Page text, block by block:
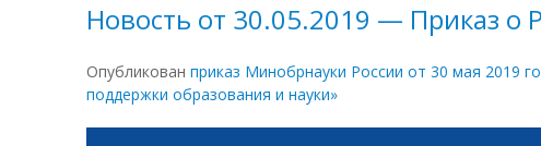
Новость от 30.05.2019 — Приказ о
Опубликован приказ Минобрнауки России от 30 мая 2019
поддержки образования и науки»